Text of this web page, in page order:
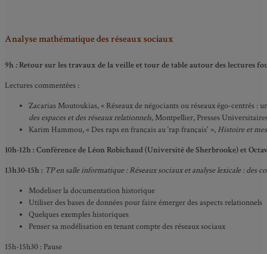
Analyse mathématique des réseaux sociaux
9h:Retour sur les travaux de la veille et tour de table autour des lectures
Lectures commentées :
Zacarias Moutoukias, « Réseaux de négociants ou réseaux égo-centrés
des espaces et des réseaux relationnels, Montpellier, Presses
Karim Hammou, « Des raps en français au ‘rap français' », Histoire et
10h-12h : Conférence de Léon Robichaud (Université de Sherbrooke) et
13h30-15h : TP en salle informatique : Réseaux sociaux et analyse lexicale : des
Modeliser la documentation historique
Utiliser des bases de données pour faire émerger des aspects relationnels
Quelques exemples historiques
Penser sa modélisation en tenant compte des réseaux sociaux
15h-15h30 : Pause